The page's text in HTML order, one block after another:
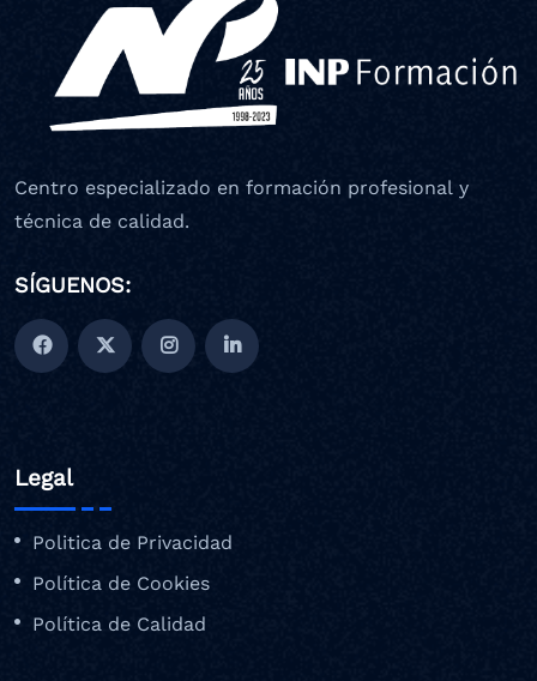
Centro especializado en formación profesional y
técnica de calidad.
SÍGUENOS:
Legal
Politica de Privacidad
Política de Cookies
Política de Calidad